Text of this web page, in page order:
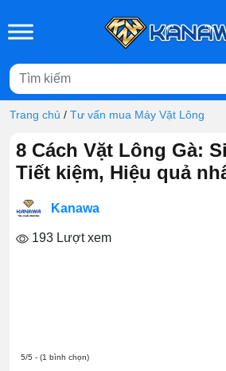
Trang chủ / Tư vấn mua Máy Vặt Lông
8 Cách Vặt Lông Gà:
Tiết kiệm, Hiệu quả
Kanawa
193 Lượt xem
5/5 - (1 bình chọn)